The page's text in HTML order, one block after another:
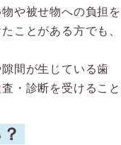
や被せ物への負担を
ことがある方でも、
間が生じている歯
・診断を受けること